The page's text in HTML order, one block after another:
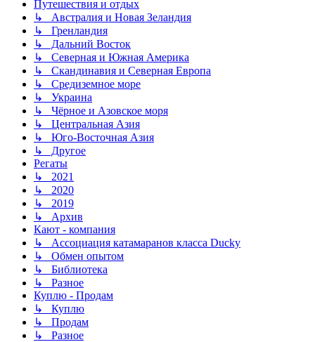
Путешествия и отдых
↳ Австралия и Новая Зеландия
↳ Гренландия
↳ Дальний Восток
↳ Северная и Южная Америка
↳ Скандинавия и Северная Европа
↳ Средиземное море
↳ Украина
↳ Чёрное и Азовское моря
↳ Центральная Азия
↳ Юго-Восточная Азия
↳ Другое
Регаты
↳ 2021
↳ 2020
↳ 2019
↳ Архив
Кают - компания
↳ Ассоциация катамаранов класса Ducky
↳ Обмен опытом
↳ Библиотека
↳ Разное
Куплю - Продам
↳ Куплю
↳ Продам
↳ Разное